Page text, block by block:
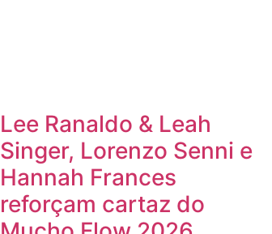
Lee Ranaldo & Leah
Singer, Lorenzo Senni e
Hannah Frances
reforçam cartaz do